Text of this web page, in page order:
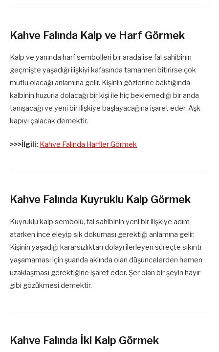
Kahve Falında Kalp ve Harf Görmek
Kalp ve yanında harf sembolleri bir arada ise fal sahibinin
geçmişte yaşadığı ilişkiyi kafasında tamamen bitirirse çok
mutlu olacağı anlamına gelir. Kişinin gözlerine baktığında
kalbinin huzurla dolacağı bir kişi ile hiç beklemediği bir anda
tanışacağı ve yeni bir ilişkiye başlayacağına işaret eder. Aşk
kapıyı çalacak demektir.
>>>İlgili: Kahve Falında Harfler Görmek
Kahve Falında Kuyruklu Kalp Görmek
Kuyruklu kalp sembolü, fal sahibinin yeni bir ilişkiye adım
atarken ince eleyip sık dokuması gerektiği anlamına gelir.
Kişinin yaşadığı kararsızlıktan dolayı ilerleyen süreçte sıkıntı
yaşamaması için şuanda aklında olan düşüncelerden hemen
uzaklaşması gerektiğine işaret eder. Şer olan bir şeyin hayır
gibi gözükmesi demektir.
Kahve Falında İki Kalp Görmek